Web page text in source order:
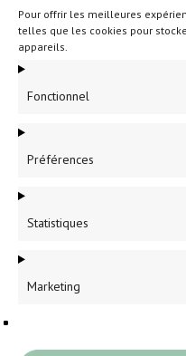
Pour offrir les meilleures
telles que les cookies pour
appareils.
Fonctionnel
Préférences
Statistiques
Marketing
Partenaires et